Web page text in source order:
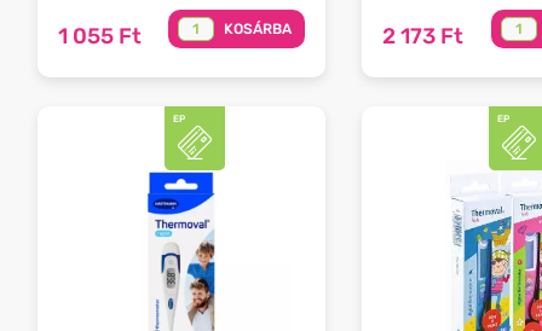
1 055 Ft KOSÁRBA 2 173 Ft